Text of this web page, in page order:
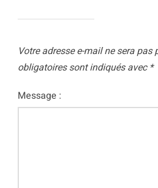
Votre adresse e-mail ne sera pas
obligatoires sont indiqués avec*
Message :